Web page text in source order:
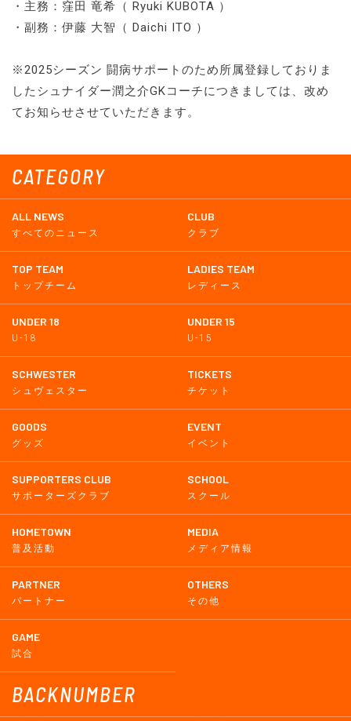
CATEGORY
ALL NEWS
すべてのニュース
CLUB
クラブ
TOP TEAM
トップチーム
LADIES TEAM
レディース
UNDER 18
U-18
UNDER 15
U-15
SCHWESTER
シュヴェスター
TICKETS
チケット
GOODS
グッズ
EVENT
イベント
SUPPORTERS CLUB
サポーターズクラブ
SCHOOL
スクール
HOMETOWN
普及活動
MEDIA
メディア情報
PARTNER
パートナー
OTHERS
その他
GAME
試合
BACKNUMBER
・主務：窪田 竜希（ Ryuki KUBOTA ）
・副務：伊藤 大智（ Daichi ITO ）
※2025シーズン 闘病サポートのため所属登録しておりま
したシュナイダー潤之介GKコーチにつきましては、改め
てお知らせさせていただきます。